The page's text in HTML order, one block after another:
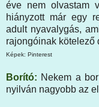
éve nem olvastam
hiányzott már egy
adult nyavalygás,
rajongóinak kötelező
Képek: Pinterest
Borító: Nekem a
nyilván nagyobb az